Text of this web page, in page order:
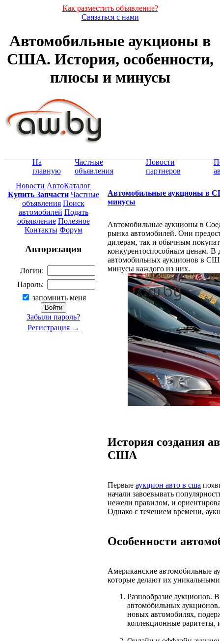
Как разместить объявление?
Связаться с нами
Автомобильные аукционы в
США. История, особенности,
плюсы и минусы
На
главную
Частные
объявления
Новости
партнеров
Новости АвтоКаталог
Купить Запчасти Частные
объявления Поиск
автомобилей Подать
объявление Полезное
Контакты Форум
Авторизация
Логин:
Пароль:
запомнить меня
Забыли пароль?
Регистрация →
Автомобильные аукционы в
минусы
Автомобильные аукционы в
рынка автомобилей. Они
дилерам, так и обычным
конкурентоспособным ценам. В
автомобильных аукционов в
минусы каждого из них.
История создания
США
Первые аукцион авто в сша
начали завоевывать
нежели правилом, и
Однако с течением времени,
Особенности
Американские автомобильные
которые делают их
Разнообразие
автомобильных
новых автомобилях,
коллекционные раритеты,